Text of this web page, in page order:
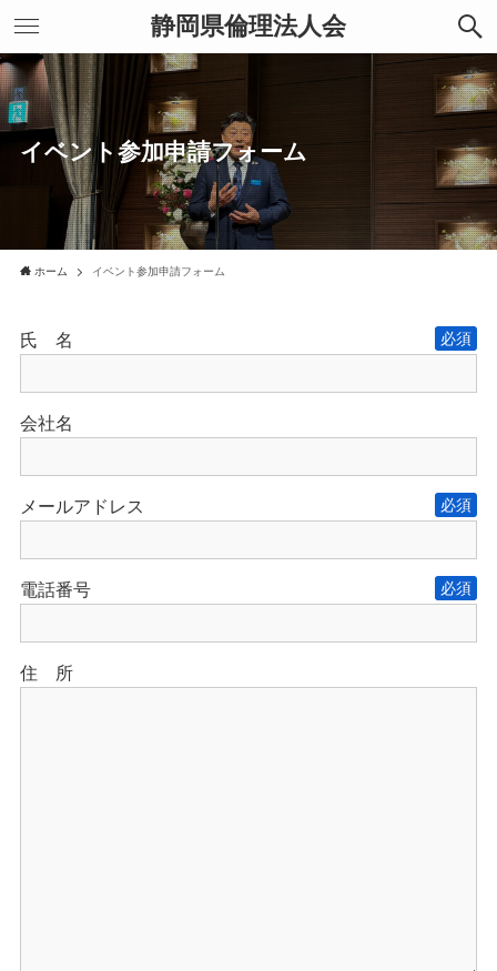
静岡県倫理法人会
イベント参加申請フォーム
ホーム イベント参加申請フォーム
氏 名
会社名
メールアドレス
電話番号
住 所